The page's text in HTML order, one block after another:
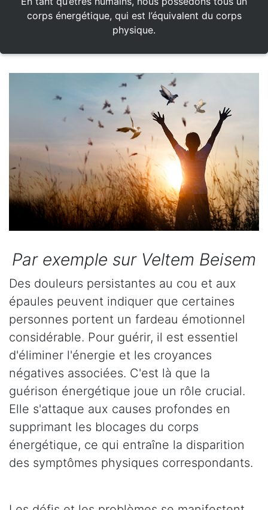
corps énergétique, qui est l’équivalent du corps
physique.
Par exemple sur Veltem Beisem
Des douleurs persistantes au cou et aux
épaules peuvent indiquer que certaines
personnes portent un fardeau émotionnel
considérable. Pour guérir, il est essentiel
d'éliminer l'énergie et les croyances
négatives associées. C'est là que la
guérison énergétique joue un rôle crucial.
Elle s'attaque aux causes profondes en
supprimant les blocages du corps
énergétique, ce qui entraîne la disparition
des symptômes physiques correspondants.